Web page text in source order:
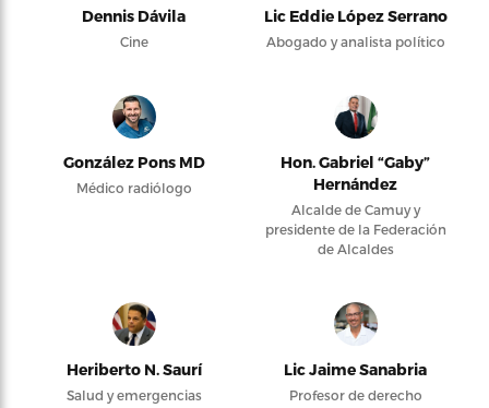
Dennis Dávila
Cine
Lic Eddie López Serrano
Abogado y analista político
González Pons MD
Médico radiólogo
Hon. Gabriel “Gaby”
Hernández
Alcalde de Camuy y
presidente de la Federación
de Alcaldes
Heriberto N. Saurí
Salud y emergencias
Lic Jaime Sanabria
Profesor de derecho